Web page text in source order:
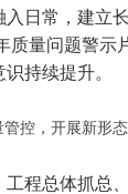
入日常，建立
质量问题警示
持续提升。
控，开展新形
工程总体抓总